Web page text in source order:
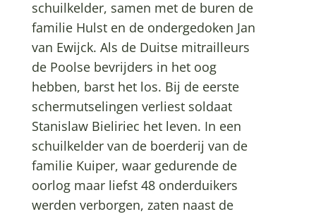
schuilkelder, samen met de buren de
familie Hulst en de ondergedoken Jan
van Ewijck. Als de Duitse mitrailleurs
de Poolse bevrijders in het oog
hebben, barst het los. Bij de eerste
schermutselingen verliest soldaat
Stanislaw Bieliriec het leven. In een
schuilkelder van de boerderij van de
familie Kuiper, waar gedurende de
oorlog maar liefst 48 onderduikers
werden verborgen, zaten naast de